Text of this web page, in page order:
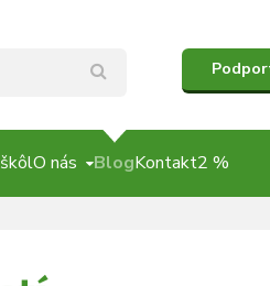
O nás BlogKontakt2 %